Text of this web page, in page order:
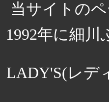
当サイトの
1992年に細
LADY'S(レデ